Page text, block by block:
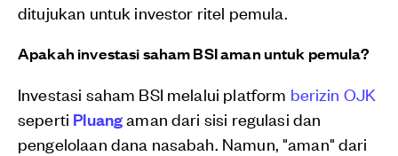
ditujukan untuk investor ritel pemula.
Apakah investasi saham BSI aman untuk pemula?
Investasi saham BSI melalui platform berizin OJK
seperti Pluangaman dari sisi regulasi dan
pengelolaan dana nasabah. Namun, "aman" dari